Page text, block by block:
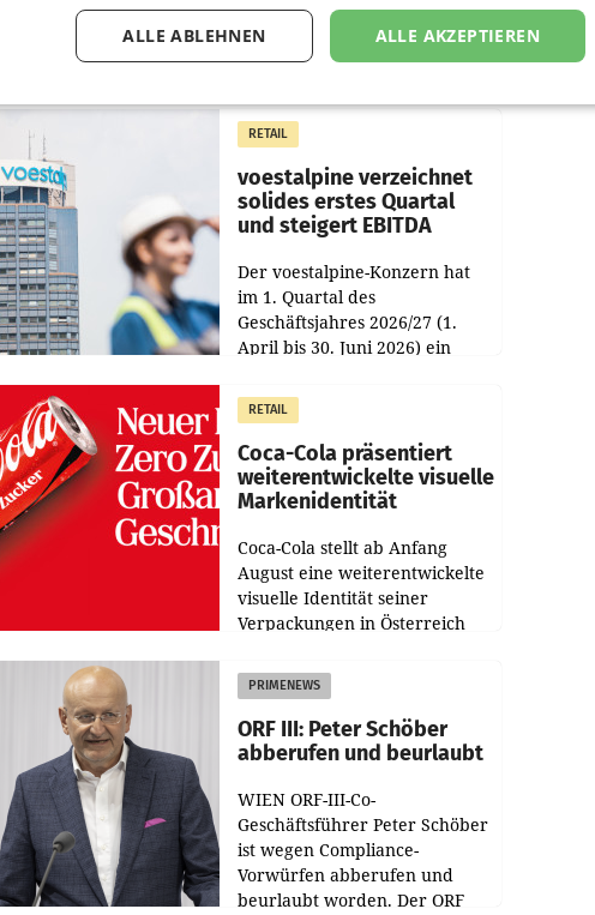
RETAIL
voestalpine verzeichnet
solides erstes Quartal
und steigert EBITDA
Der voestalpine-Konzern hat
im 1. Quartal des
Geschäftsjahres 2026/27 (1.
April bis 30. Juni 2026) ein
Der Umsatz stieg im Vergleich
zur Vorjahresperiode
RETAIL
Coca-Cola präsentiert
weiterentwickelte visuelle
Markenidentität
Coca-Cola stellt ab Anfang
August eine weiterentwickelte
visuelle Identität seiner
Verpackungen in Österreich
Redesigns stehen zentrale
Gestaltungselemente
PRIMENEWS
ORF III: Peter Schöber
abberufen und beurlaubt
WIEN ORF-III-Co-
Geschäftsführer Peter Schöber
ist wegen Compliance-
Vorwürfen abberufen und
beurlaubt worden. Der ORF
ALLE AKZEPTIEREN
ALLE ABLEHNEN